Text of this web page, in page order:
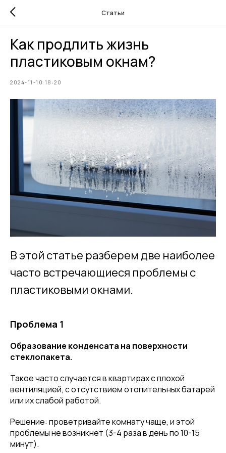
Статьи
Как продлить жизнь
пластиковым окнам?
2024-11-10 18:20
В этой статье разберем две наиболее
часто встречающиеся проблемы с
пластиковыми окнами.
Проблема 1
Образование конденсата на поверхности
стеклопакета.
Такое часто случается в квартирах с плохой
вентиляцией, с отсутствием отопительных батарей
или их слабой работой.
Решение: проветривайте комнату чаще, и этой
проблемы не возникнет (3-4 раза в день по 10-15
минут).